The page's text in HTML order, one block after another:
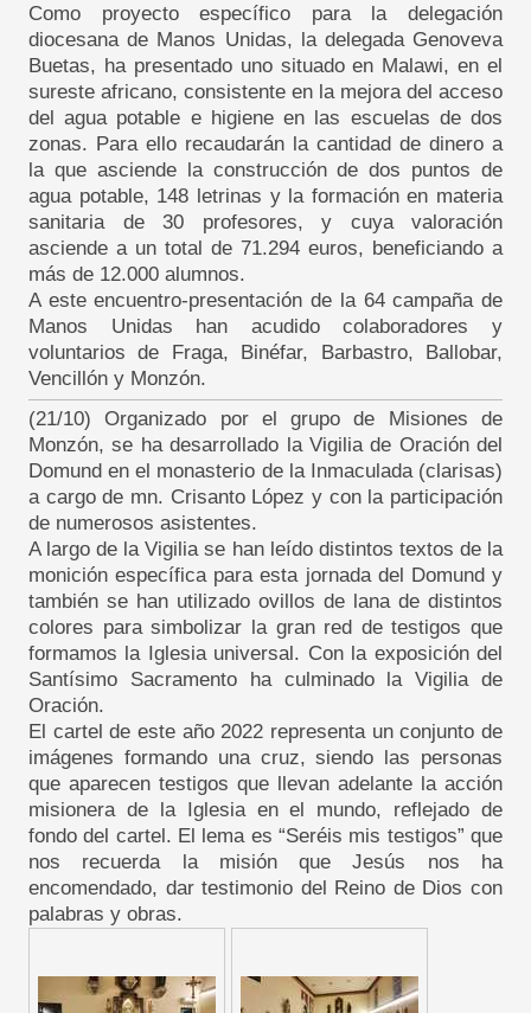
Como proyecto específico para la delegación
diocesana de Manos Unidas, la delegada Genoveva
Buetas, ha presentado uno situado en Malawi, en el
sureste africano, consistente en la mejora del acceso
del agua potable e higiene en las escuelas de dos
zonas. Para ello recaudarán la cantidad de dinero a
la que asciende la construcción de dos puntos de
agua potable, 148 letrinas y la formación en materia
sanitaria de 30 profesores, y cuya valoración
asciende a un total de 71.294 euros, beneficiando a
más de 12.000 alumnos.
A este encuentro-presentación de la 64 campaña de
Manos Unidas han acudido colaboradores y
voluntarios de Fraga, Binéfar, Barbastro, Ballobar,
Vencillón y Monzón.
(21/10) Organizado por el grupo de Misiones de
Monzón, se ha desarrollado la Vigilia de Oración del
Domund en el monasterio de la Inmaculada (clarisas)
a cargo de mn. Crisanto López y con la participación
de numerosos asistentes.
A largo de la Vigilia se han leído distintos textos de la
monición específica para esta jornada del Domund y
también se han utilizado ovillos de lana de distintos
colores para simbolizar la gran red de testigos que
formamos la Iglesia universal. Con la exposición del
Santísimo Sacramento ha culminado la Vigilia de
Oración.
El cartel de este año 2022 representa un conjunto de
imágenes formando una cruz, siendo las personas
que aparecen testigos que llevan adelante la acción
misionera de la Iglesia en el mundo, reflejado de
fondo del cartel. El lema es “Seréis mis testigos” que
nos recuerda la misión que Jesús nos ha
encomendado, dar testimonio del Reino de Dios con
palabras y obras.